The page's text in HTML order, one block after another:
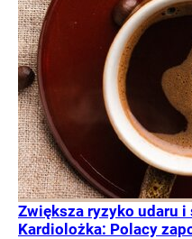
Zwiększa ryzyko udaru
Kardiolożka: Polacy